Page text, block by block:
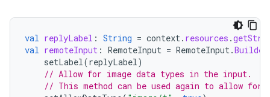
val replyLabel : String = context . resources .
val remoteInput : RemoteInput = RemoteInput .Builder
setLabel (replyLabel )
// Allow for image data types in the input.
// This method can be used again to allow for